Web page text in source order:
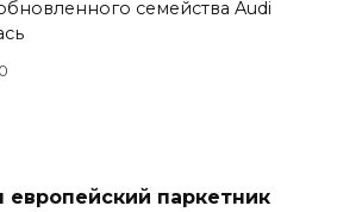
семейства Audi
европейский паркетник